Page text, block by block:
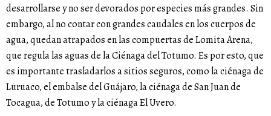
desarrollarse y no ser devorados por especies más grandes. Sin
embargo, al no contar con grandes caudales en los cuerpos de
agua, quedan atrapados en las compuertas de Lomita Arena,
que regula las aguas de la Ciénaga del Totumo. Es por esto, que
es importante trasladarlos a sitios seguros, como la ciénaga de
Luruaco, el embalse del Guájaro, la ciénaga de San Juan de
Tocagua, de Totumo y la ciénaga El Uvero.